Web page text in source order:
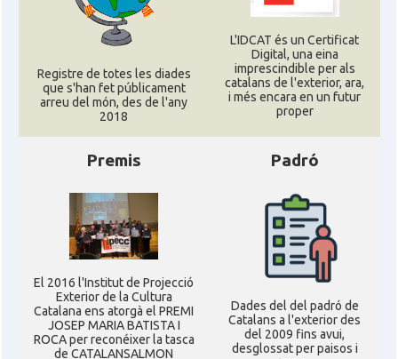
Registre de totes les diades
que s'han fet públicament
arreu del món, des de l'any
2018
L'IDCAT és un Certificat
Digital, una eina
imprescindible per als
catalans de l'exterior, ara,
i més encara en un futur
proper
Premis
El 2016 l'Institut de Projecció
Exterior de la Cultura
Catalana ens atorgà el PREMI
JOSEP MARIA BATISTA I
ROCA per reconéixer la tasca
de CATALANSALMON
Padró
Dades del del padró de
Catalans a l'exterior des
del 2009 fins avui,
desglossat per paisos i